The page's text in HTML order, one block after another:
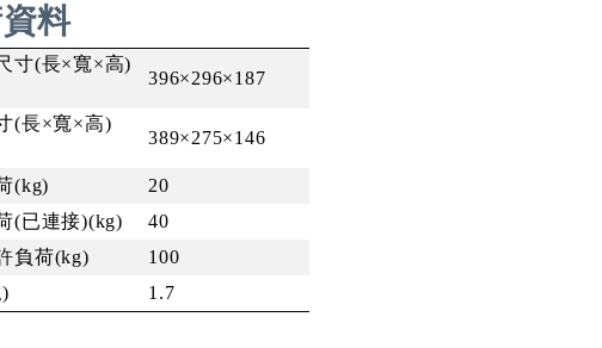
料
寸(長×寬×高)
396×296×187
(長×寬×高)
389×275×146
(kg)
20
(已連接)(kg)
40
負荷(kg)
100
1.7